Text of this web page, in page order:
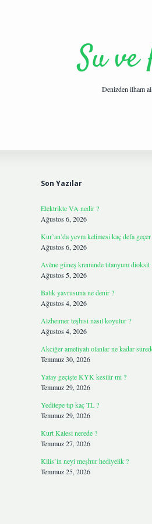
Su ve
Denizden ilham
Son Yazılar
Elektrikte VA nedir ?
Ağustos 6, 2026
Kur’an’da yevm kelimesi kaç defa geçer
Ağustos 6, 2026
Avène güneş kreminde titanyum dioksit
Ağustos 5, 2026
Balık yavrusuna ne denir ?
Ağustos 4, 2026
Alzheimer teşhisi nasıl koyulur ?
Ağustos 4, 2026
Akciğer ameliyatı olanlar ne kadar
Temmuz 30, 2026
Yatay geçişte KYK kesilir mi ?
Temmuz 29, 2026
Yeditepe tıp kaç TL ?
Temmuz 29, 2026
Kurt Kalesi nerede ?
Temmuz 27, 2026
Kilis’in neyi meşhur hediyelik ?
Temmuz 25, 2026